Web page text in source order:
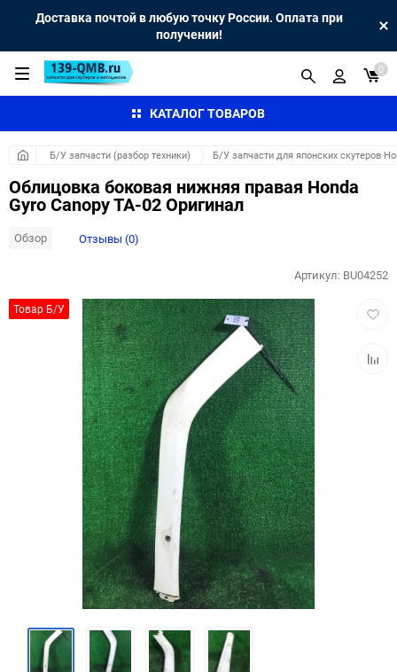
Доставка почтой в любую точку России. Оплата при
получении!
КАТАЛОГ ТОВАРОВ
0
Б/У запчасти (разбор техники) Б/У запчасти для японских скутеров
Облицовка боковая нижняя правая Honda
Gyro Canopy TA-02 Оригинал
Обзор Отзывы (0)
Товар Б/У
Артикул: BU04252